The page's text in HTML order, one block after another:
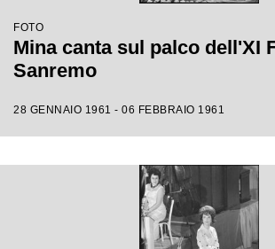
FOTO
Mina canta sul palco dell'XI
Sanremo
28 GENNAIO 1961 - 06 FEBBRAIO 1961